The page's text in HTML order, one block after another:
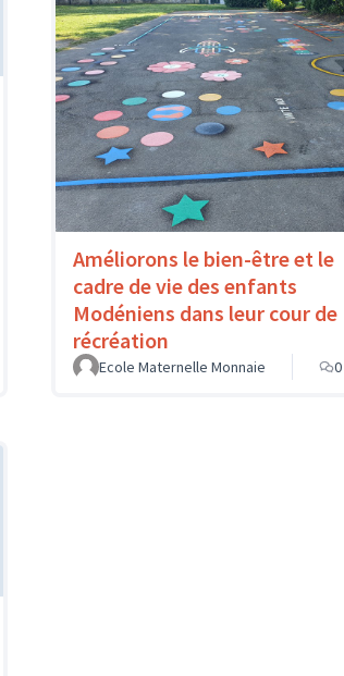
Améliorons le bien-être et le
cadre de vie des enfants
Modéniens dans leur cour de
récréation
Ecole Maternelle Monnaie 0